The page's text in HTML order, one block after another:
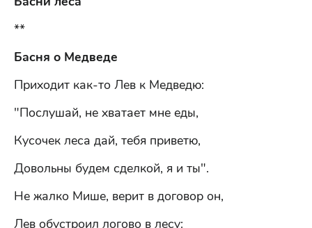
**
Басня о Медведе
Приходит как-то Лев к Медведю:
"Послушай, не хватает мне еды,
Кусочек леса дай, тебя приветю,
Довольны будем сделкой, я и ты".
Не жалко Мише, верит в договор он,
Лев обустроил логово в лесу: